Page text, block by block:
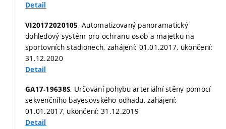
Detail
VI20172020105, Automatizovaný panoramatický
dohledový systém pro ochranu osob a majetku na
sportovních stadionech, zahájení: 01.01.2017, ukončení:
31.12.2020
Detail
GA17-19638S, Určování pohybu arteriální stěny pomocí
sekvenčního bayesovského odhadu, zahájení:
01.01.2017, ukončení: 31.12.2019
Detail